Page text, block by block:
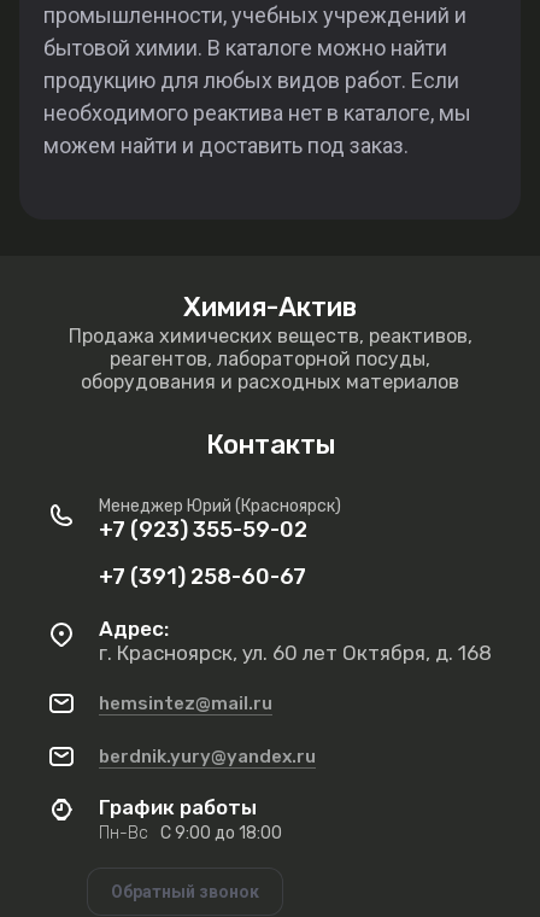
промышленности, учебных учреждений и
бытовой химии. В каталоге можно найти
продукцию для любых видов работ. Если
необходимого реактива нет в каталоге, мы
можем найти и доставить под заказ.
Химия-Актив
Продажа химических веществ, реактивов,
реагентов, лабораторной посуды,
оборудования и расходных материалов
Контакты
Менеджер Юрий (Красноярск)
+7 (923) 355-59-02
+7 (391) 258-60-67
Адрес:
г. Красноярск, ул. 60 лет Октября, д. 168
hemsintez@mail.ru
berdnik.yury@yandex.ru
График работы
Пн-Вс С 9:00 до 18:00
Обратный звонок